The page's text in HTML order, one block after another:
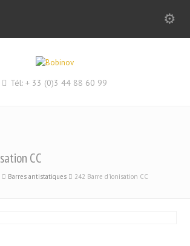
Tél: + 33 (0)3 44 88 60 99
CC
Barres antistatiques 242 Barre d'ionisation CC